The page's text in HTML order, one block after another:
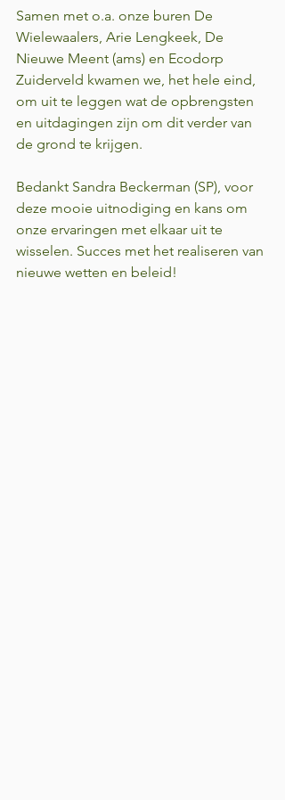
Samen met o.a. onze buren De
Wielewaalers, Arie Lengkeek, De
Nieuwe Meent (ams) en Ecodorp
Zuiderveld kwamen we, het hele eind,
om uit te leggen wat de opbrengsten
en uitdagingen zijn om dit verder van
de grond te krijgen.
Bedankt Sandra Beckerman (SP), voor
deze mooie uitnodiging en kans om
onze ervaringen met elkaar uit te
wisselen. Succes met het realiseren van
nieuwe wetten en beleid!